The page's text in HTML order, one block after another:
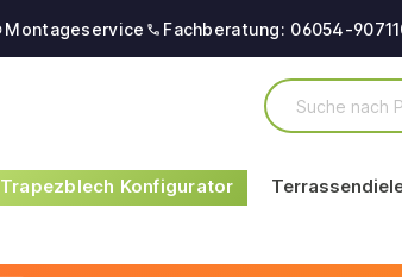
Montageservice Fachberatung: 06054-
Trapezblech Konfigurator